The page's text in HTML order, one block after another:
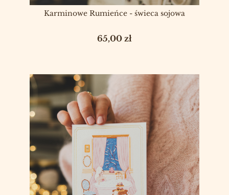
Karminowe Rumieńce - świeca sojowa
Cena
65,00 zł